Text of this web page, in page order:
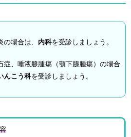
の場合は、 内科を受診しましょう。
症、唾液腺腫瘍（顎下腺腫瘍）の場合
んこう科を受診しましょう。